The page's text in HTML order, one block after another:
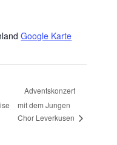
Google Karte
Adventskonzert
mit dem Jungen
Chor Leverkusen